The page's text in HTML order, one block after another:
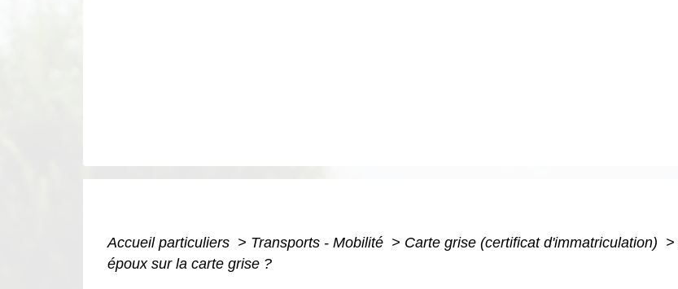
Accueil particuliers > Transports - Mobilité > Carte grise (certificat d'immatriculation) >
époux sur la carte grise ?